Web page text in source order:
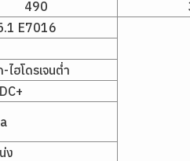
490
E7016
ไฮโดรเจนต่ำ
ง